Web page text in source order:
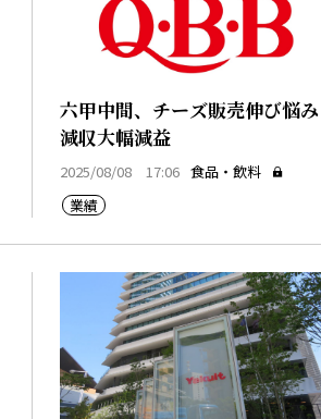
六甲中間、チーズ販売伸び悩み
減収大幅減益
2025/08/08 17:06 食品・飲料
業績